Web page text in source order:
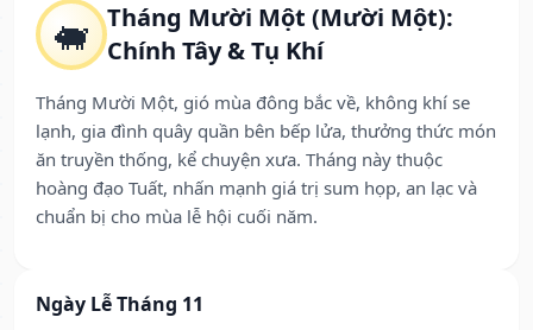
🐖 Tháng Mười Một (Mười Một):
Chính Tây & Tụ Khí
Tháng Mười Một, gió mùa đông bắc về, không khí se
lạnh, gia đình quây quần bên bếp lửa, thưởng thức món
ăn truyền thống, kể chuyện xưa. Tháng này thuộc
hoàng đạo Tuất, nhấn mạnh giá trị sum họp, an lạc và
chuẩn bị cho mùa lễ hội cuối năm.
Ngày Lễ Tháng 11